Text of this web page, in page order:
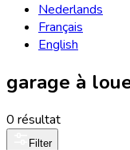
Nederlands
Français
English
garage à
0 résultat
Filter